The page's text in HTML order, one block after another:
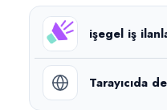
©2026
işegel iş
Tarayıcıda